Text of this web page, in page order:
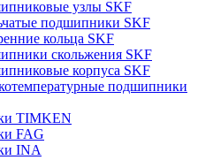
узлы SKF
подшипники SKF
кольца SKF
скольжения SKF
корпуса SKF
подшипники
TIMKEN
FAG
INA